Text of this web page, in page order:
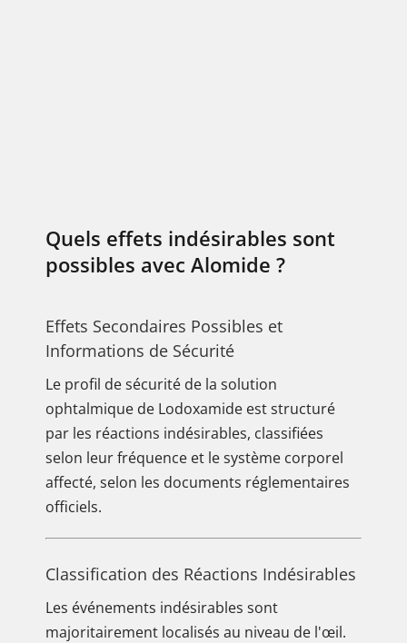
Quels effets indésirables sont
possibles avec Alomide ?
Effets Secondaires Possibles et
Informations de Sécurité
Le profil de sécurité de la solution
ophtalmique de Lodoxamide est structuré
par les réactions indésirables, classifiées
selon leur fréquence et le système corporel
affecté, selon les documents réglementaires
officiels.
Classification des Réactions Indésirables
Les événements indésirables sont
majoritairement localisés au niveau de l'œil.